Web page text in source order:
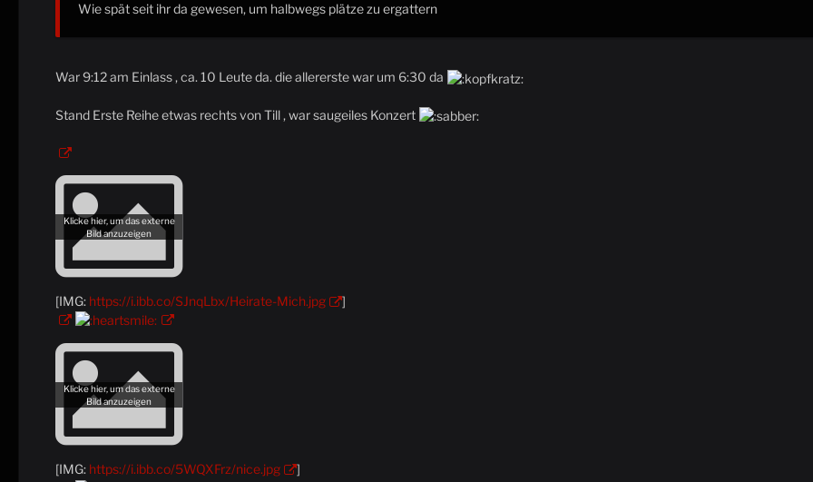
Wie spät seit ihr da gewesen, um halbwegs plätze zu ergattern
War 9:12 am Einlass , ca. 10 Leute da. die allererste war um 6:30 da
Stand Erste Reihe etwas rechts von Till , war saugeiles Konzert
[IMG: https://i.ibb.co/SJnqLbx/Heirate-Mich.jpg ]
[IMG: https://i.ibb.co/5WQXFrz/nice.jpg ]